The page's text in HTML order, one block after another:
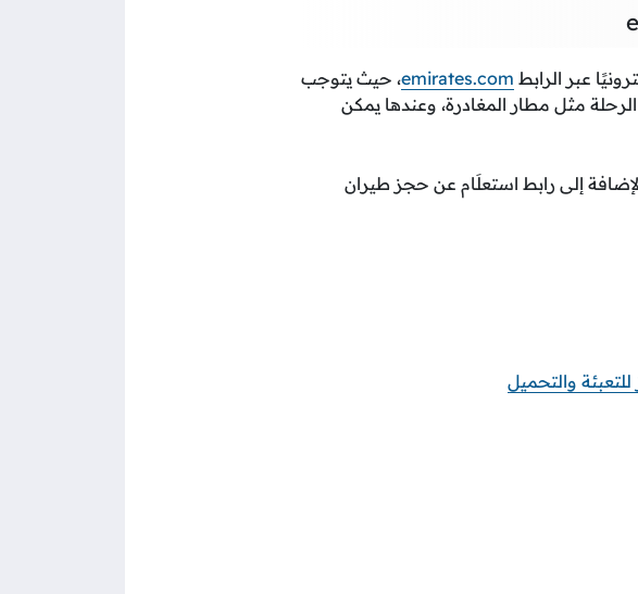
عبر الرابط emirates.com، حيث يتوجب
مثل مطار المغادرة، وعندها يمكن
إلى رابط استعلَام عن حجز طيران
والتحميل